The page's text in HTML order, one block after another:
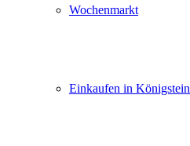
Wochenmarkt
Einkaufen in Königstein